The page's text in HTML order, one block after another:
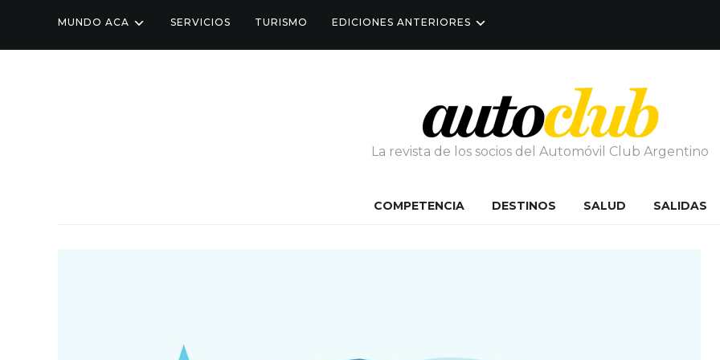
MUNDO ACA SERVICIOS TURISMO EDICIONES ANTERIORES
La revista de los socios del Automóvil Club Argentino
COMPETENCIA DESTINOS SALUD SALIDAS